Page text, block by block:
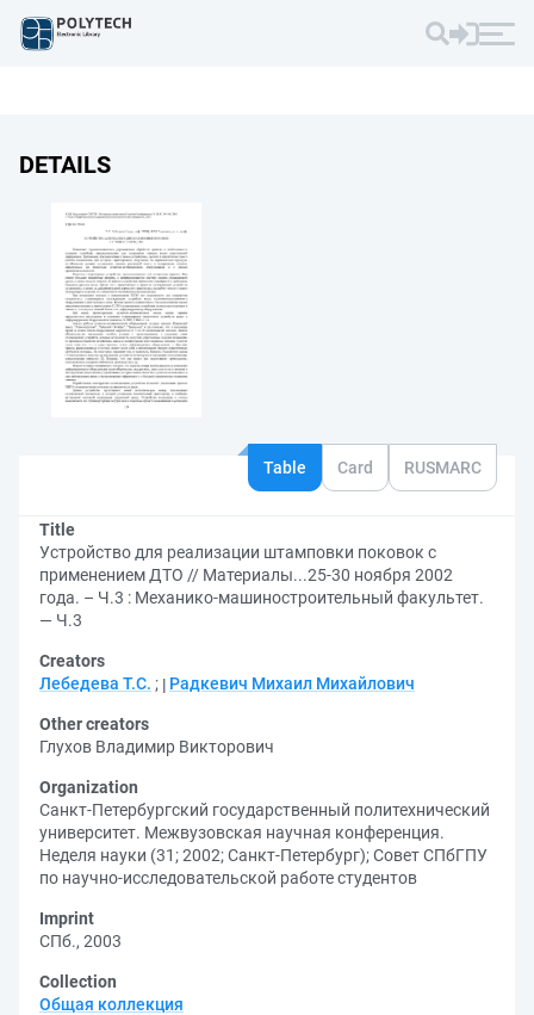
DETAILS
Table Card RUSMARC
Title
Устройство для реализации штамповки поковок с
применением ДТО // Материалы...25-30 ноября 2002
года. – Ч.3 : Механико-машиностроительный факультет.
— Ч.3
Creators
Лебедева Т.С. ; Радкевич Михаил Михайлович
Other creators
Глухов Владимир Викторович
Organization
Санкт-Петербургский государственный политехнический
университет. Межвузовская научная конференция.
Неделя науки (31; 2002; Санкт-Петербург);Совет СПбГПУ
по научно-исследовательской работе студентов
Imprint
СПб., 2003
Collection
Общая коллекция